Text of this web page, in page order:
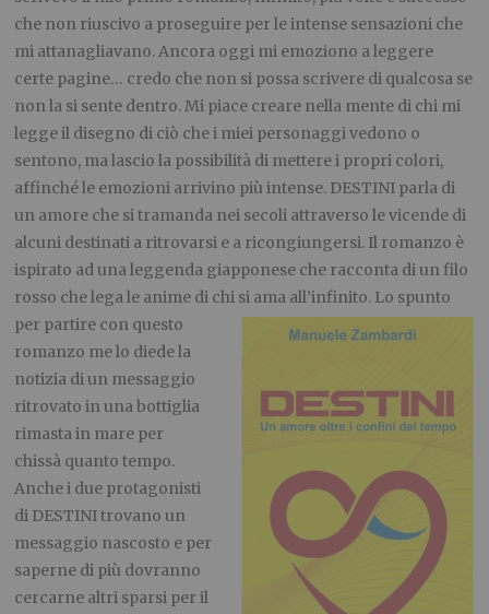
che non riuscivo a proseguire per le intense sensazioni che
mi attanagliavano. Ancora oggi mi emoziono a leggere
certe pagine… credo che non si possa scrivere di qualcosa se
non la si sente dentro. Mi piace creare nella mente di chi mi
legge il disegno di ciò che i miei personaggi vedono o
sentono, ma lascio la possibilità di mettere i propri colori,
affinché le emozioni arrivino più intense. DESTINI parla di
un amore che si tramanda nei secoli attraverso le vicende di
alcuni destinati a ritrovarsi e a ricongiungersi. Il romanzo è
ispirato ad una leggenda giapponese che racconta di un filo
rosso che lega le anime di chi si ama all’infinito. Lo spunto
per partire con questo
romanzo me lo diede la
notizia di un messaggio
ritrovato in una bottiglia
rimasta in mare per
chissà quanto tempo.
Anche i due protagonisti
di DESTINI trovano un
messaggio nascosto e per
saperne di più dovranno
cercarne altri sparsi per il